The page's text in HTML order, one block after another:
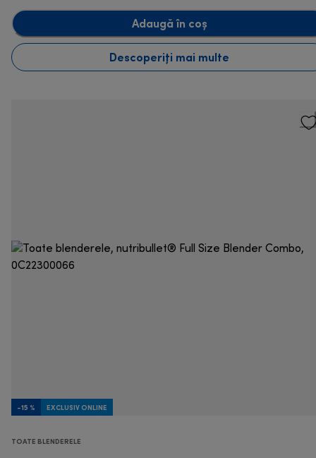
Adaugă în coș
Descoperiți mai multe
-15 % EXCLUSIV ONLINE
TOATE BLENDERELE